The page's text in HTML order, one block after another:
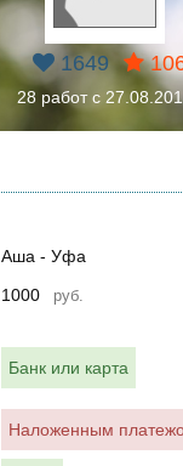
1649
28 работ с
Аша - Уфа
1000 руб.
Банк или карта
Наложенным